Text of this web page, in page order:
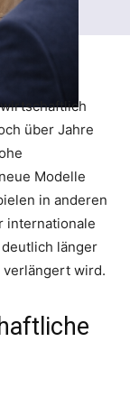
über Jahre
Modelle
in anderen
internationale
länger
verlängert wird.